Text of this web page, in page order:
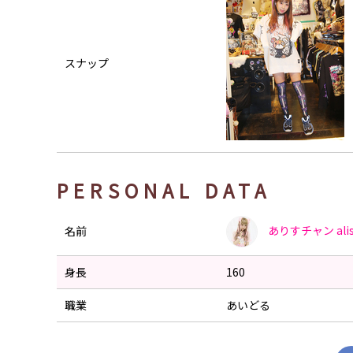
スナップ
PERSONAL DATA
名前 ありすチャン
身長 160
職業 あいどる